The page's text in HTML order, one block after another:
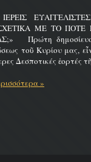
ΜΕ ΤΟ ΠΟΤΕ
Πρώτη
τοῦ Κυρίου μας,
Δεσποτικές ἑορτές
»